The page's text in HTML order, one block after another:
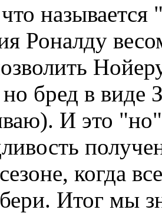
называется
Роналду
бред в виде
И это
когда
Итог мы